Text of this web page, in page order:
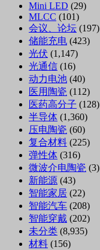
Mini LED (29)
MLCC (101)
会议、论坛 (197)
储能充电 (423)
光伏 (1,147)
光通信 (16)
动力电池 (40)
医用陶瓷 (112)
医药高分子 (128)
半导体 (1,360)
压电陶瓷 (60)
复合材料 (225)
弹性体 (316)
微波介电陶瓷 (3)
新能源 (43)
智能家居 (22)
智能汽车 (208)
智能穿戴 (202)
未分类 (8,935)
材料 (156)